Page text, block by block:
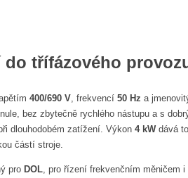
do třífázového
400/690 V , frekvencí 50 Hz a
bez zbytečně rychlého nástupu a s
dlouhodobém zatížení. Výkon 4 kWdává
částí stroje.
pro DOL , pro řízení frekvenčním měničem